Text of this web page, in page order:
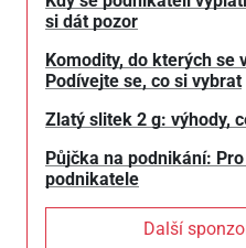
si dát pozor
Komodity, do kterých se
Podívejte se, co si vybrat
Zlatý slitek 2 g: výhody,
Půjčka na podnikání:
podnikatele
Další